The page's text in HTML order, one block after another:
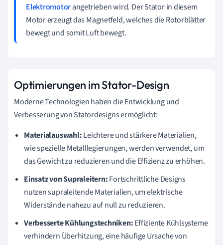
Elektromotorangetrieben wird. Der Stator in diesem
Motor erzeugt das Magnetfeld, welches die Rotorblätter
bewegt und somit Luft bewegt.
Optimierungen im Stator-Design
Moderne Technologien haben die Entwicklung und
Verbesserung von Statordesigns ermöglicht:
Materialauswahl:Leichtere und stärkere Materialien,
wie spezielle Metalllegierungen, werden verwendet, um
das Gewicht zu reduzieren und die Effizienz zu erhöhen.
Einsatz von Supraleitern:Fortschrittliche Designs
nutzen supraleitende Materialien, um elektrische
Widerstände nahezu auf null zu reduzieren.
Verbesserte Kühlungstechniken:Effiziente Kühlsysteme
verhindern Überhitzung, eine häufige Ursache von